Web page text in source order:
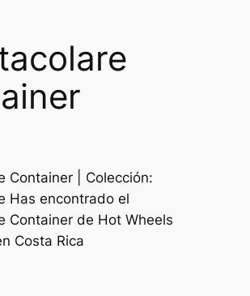
Container | Colección:
Has encontrado el
Container de Hot Wheels
Costa Rica